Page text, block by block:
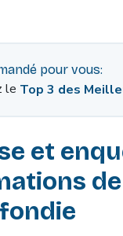
pour vous:
le Top 3 des
et